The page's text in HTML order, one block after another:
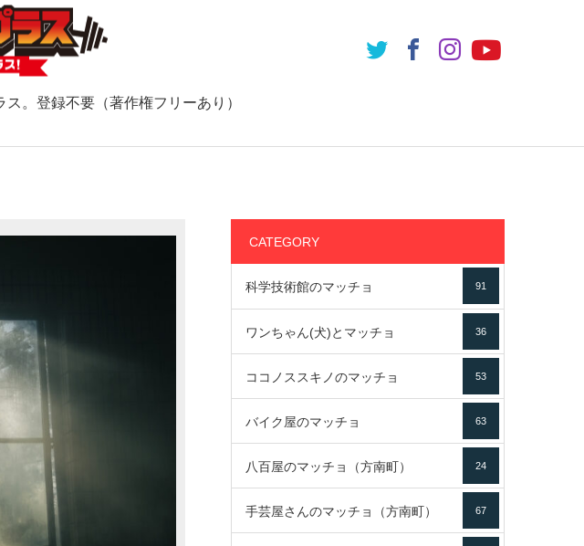
。登録不要（著作権フリーあり）
CATEGORY
科学技術館のマッチョ 91
ワンちゃん(犬)とマッチョ 36
ココノススキノのマッチョ 53
バイク屋のマッチョ 63
八百屋のマッチョ（方南町） 24
手芸屋さんのマッチョ（方南町） 67